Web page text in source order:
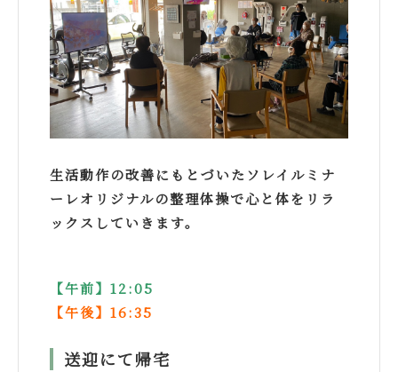
生活動作の改善にもとづいたソレイルミナ
ーレオリジナルの整理体操で心と体をリラ
ックスしていきます。
【午前】12:05
【午後】16:35
送迎にて帰宅